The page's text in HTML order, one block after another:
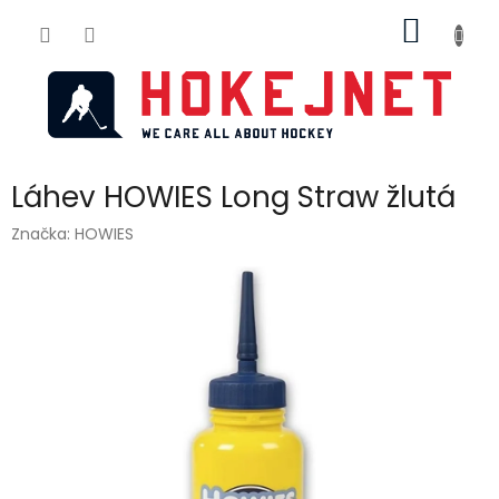
KOŠÍK
Láhev HOWIES Long Straw žlutá
Značka: HOWIES